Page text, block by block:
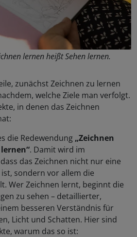
lernen heißt Sehen lernen.
zunächst Zeichnen zu lernen
welche Ziele man verfolgt.
in denen das Zeichnen
die Redewendung „Zeichnen
. Damit wird im
das Zeichnen nicht nur eine
sondern vor allem die
Wer Zeichnen lernt, beginnt die
zu sehen – detaillierter,
besseren Verständnis für
Licht und Schatten. Hier sind
warum das so ist: